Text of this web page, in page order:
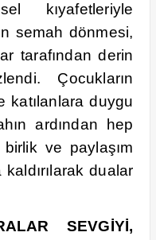
kıyafetleriyle
semah dönmesi,
tarafından derin
Çocukların
katılanlara duygu
ardından hep
birlik ve paylaşım
dualar
SEVGİYİ,